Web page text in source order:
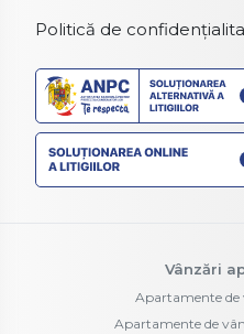
Politică de
Vânzări
Apartamente de
Apartamente de